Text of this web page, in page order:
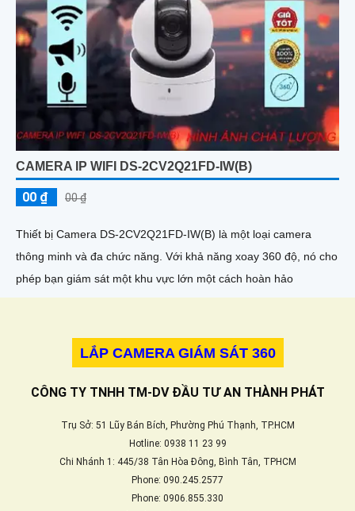
CAMERA IP WIFI DS-2CV2Q21FD-IW(B)
00 ₫ 00 ₫
Thiết bị Camera DS-2CV2Q21FD-IW(B) là một loại camera
thông minh và đa chức năng. Với khả năng xoay 360 độ, nó cho
phép bạn giám sát một khu vực lớn một cách hoàn hảo
LẮP CAMERA GIÁM SÁT 360
CÔNG TY TNHH TM-DV ĐẦU TƯ AN THÀNH PHÁT
Trụ Sở: 51 Lũy Bán Bích, Phường Phú Thạnh, TP.HCM
Hotline: 0938 11 23 99
Chi Nhánh 1: 445/38 Tân Hòa Đông, Bình Tân, TPHCM
Phone: 090.245.2577
Phone: 0906.855.330